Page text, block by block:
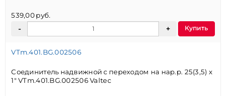
539,00 руб.
Купить
VTm.401.BG.002506
Соединитель надвижной с переходом на нар.р. 25(3,5) х
1" VTm.401.BG.002506 Valtec